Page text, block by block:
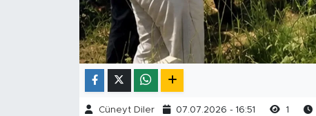
Cüneyt Diler 07.07.2026 - 16:51 1